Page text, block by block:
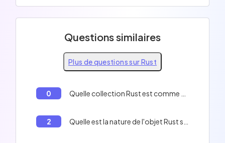
Questions similaires
Plus de questions sur Rust
0
2